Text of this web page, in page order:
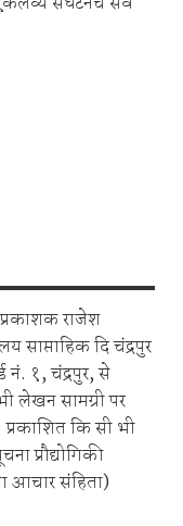
राजेश
साप्ताहिक दि चंद्रपुर
नं. १, चंद्रपुर, से
लेखन सामग्री पर
कि सी भी
प्रौद्योगिकी
आचार संहिता)